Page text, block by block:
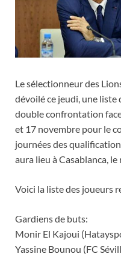
Le sélectionneur des
dévoilé ce jeudi, une
double confrontation
et 17 novembre pour le
journées des
aura lieu à Casablanca,
Voici la liste des joueurs
Gardiens de buts:
Monir El Kajoui
Yassine Bounou (FC